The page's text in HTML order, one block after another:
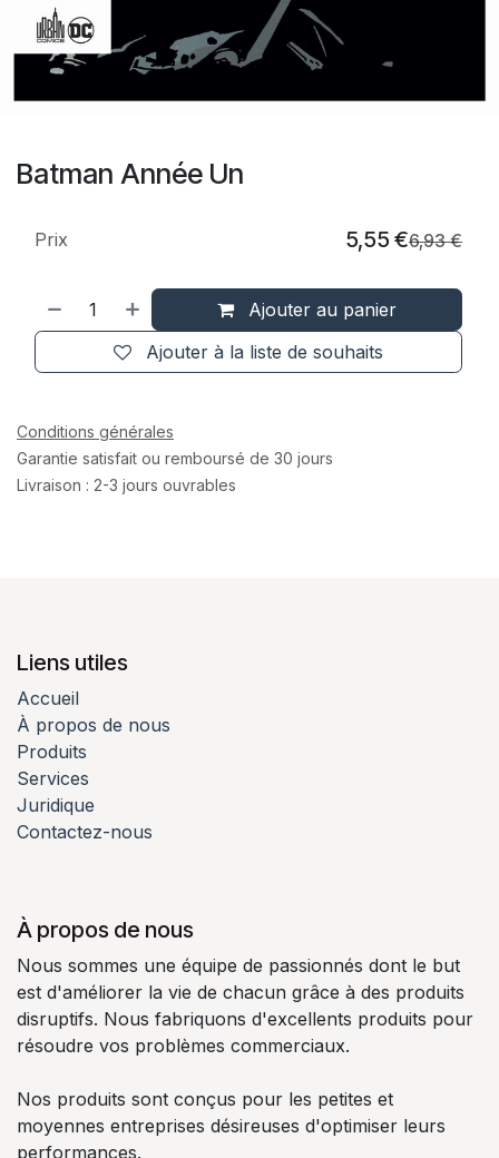
Batman Année Un
Ajouter au panier
Ajouter à la liste de souhaits
Prix 5,55 €6,93€
Conditions générales
Garantie satisfait ou remboursé de 30 jours
Livraison : 2-3 jours ouvrables
Liens utiles
Accueil
À propos de nous
Produits
Services
Juridique
Contactez-nous
À propos de nous
Nous sommes une équipe de passionnés dont le but
est d'améliorer la vie de chacun grâce à des produits
disruptifs. Nous fabriquons d'excellents produits pour
résoudre vos problèmes commerciaux.
Nos produits sont conçus pour les petites et
moyennes entreprises désireuses d'optimiser leurs
performances.